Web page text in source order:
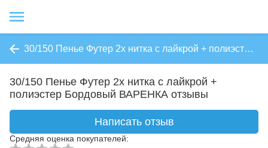
30/150 Пенье Футер 2х нитка с лайкрой + полиэстер Бордовый ВАРЕНКА
30/150 Пенье Футер 2х нитка с лайкрой +
полиэстер Бордовый ВАРЕНКА отзывы
Написать отзыв
Средняя оценка покупателей: